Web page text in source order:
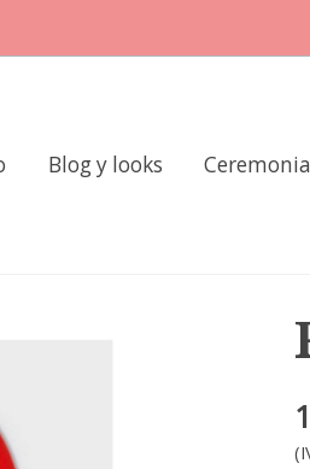
Blog y looks Ceremonia